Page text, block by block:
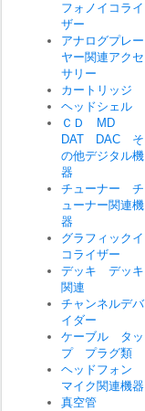
フォノイコライ
ザー
アナログプレー
ヤー関連アクセ
サリー
カートリッジ
ヘッドシェル
ＣＤ MD
DAT DAC そ
の他デジタル機
器
チューナー チ
ューナー関連機
器
グラフィックイ
コライザー
デッキ デッキ
関連
チャンネルデバ
イダー
ケーブル タッ
プ プラグ類
ヘッドフォン
マイク関連機器
真空管